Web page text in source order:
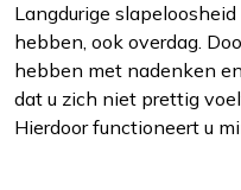
Langdurige
hebben, ook overdag.
hebben met nadenken
dat u zich niet prettig
Hierdoor functioneert u